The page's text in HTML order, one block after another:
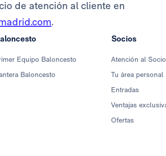
de atención al cliente en
.
Equipo Baloncesto
Baloncesto
Socios
Atención al Socio
Tu área personal
Entradas
Ventajas
Ofertas